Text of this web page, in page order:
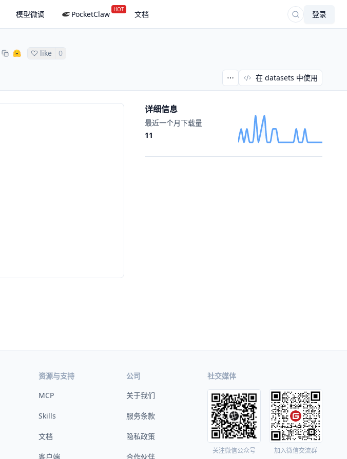
模型微调 PocketClaw HOT 文档 登录
like 0
在 datasets 中使用
详细信息
最近一个月下载量
11
资源与支持
MCP
Skills
文档
客户端
公司
关于我们
服务条款
隐私政策
合作伙伴
社交媒体
关注微信公众号 加入微信交流群